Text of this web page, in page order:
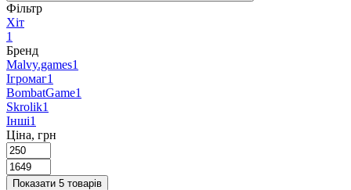
Фільтр
Хіт
1
Бренд
Malvy.games1
Ігромаг1
BombatGame1
Skrolik1
Інші1
Ціна, грн
Показати 5 товарів